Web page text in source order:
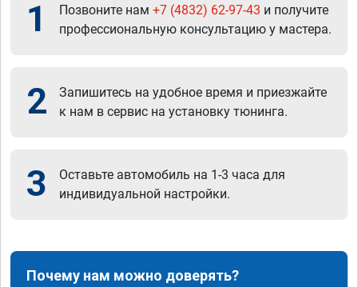
1 Позвоните нам +7 (4832) 62-97-43 и получите
профессиональную консультацию у мастера.
2
Запишитесь на удобное время и приезжайте
к нам в сервис на установку тюнинга.
3
Оставьте автомобиль на 1-3 часа для
индивидуальной настройки.
Почему нам можно доверять?